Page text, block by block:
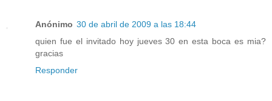
Anónimo 30 de abril de 2009 a las 18:44
quien fue el invitado hoy jueves 30 en esta boca es mia?
gracias
Responder